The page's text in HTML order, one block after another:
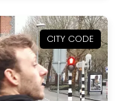
CITY CODE